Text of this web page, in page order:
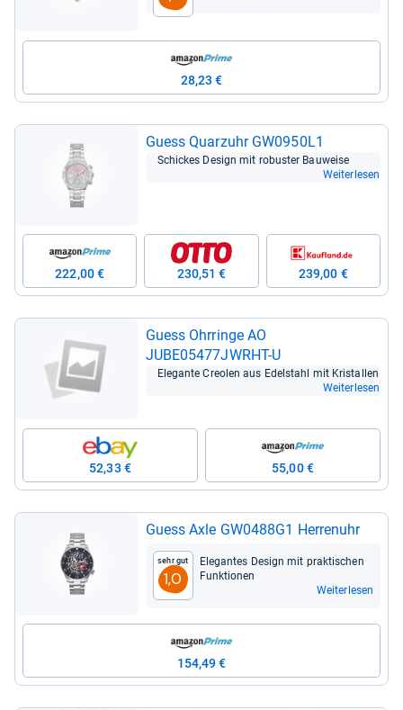
28,23 €
Guess Quarz­uhr GW0950L1
Schickes Design mit robus­ter Bau­weise
Weiterlesen
222,00 € 230,51 € 239,00 €
Guess Ohr­ringe AO
JUBE05477JWRHT-​U
Ele­gante Creo­len aus Edel­stahl mit Kris­tal­len
Weiterlesen
52,33 € 55,00 €
Guess Axle GW0488G1 Her­ren­uhr
Sehr gut
1,0
Ele­gan­tes Design mit prak­ti­schen
Funk­tio­nen
Weiterlesen
154,49 €